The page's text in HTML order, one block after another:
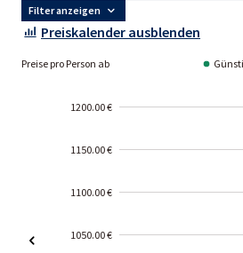
Filter anzeigen
Preiskalender ausblenden
Preise pro Person ab
1200.00 €
1150.00 €
1100.00 €
1050.00 €